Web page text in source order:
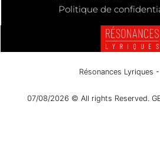
Politique de
Résonances Lyriques
07/08/2026 © All rights Reserved.